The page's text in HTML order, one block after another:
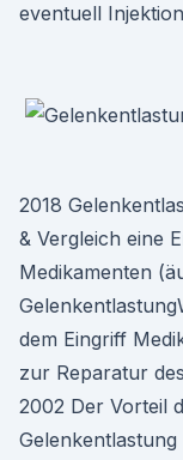
eventuell
2018
& Vergleich eine
Medikamenten
dem Eingriff
zur Reparatur
2002 Der Vorteil